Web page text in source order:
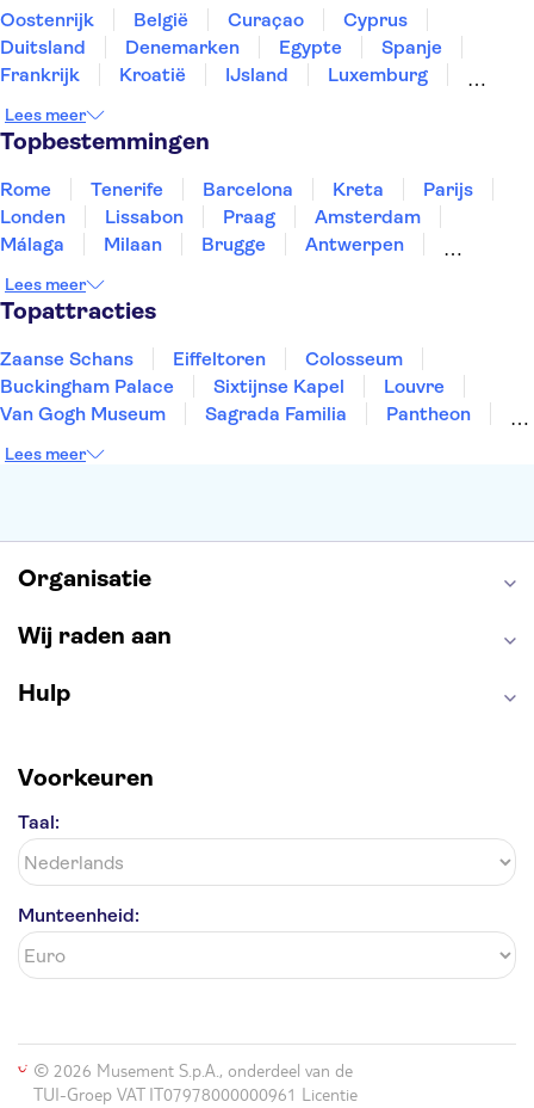
Oostenrijk België Curaçao
Cyprus
Duitsland
Denemarken Egypte
Spanje
Frankrijk
Kroatië IJsland
Luxemburg
Slovenië
Thailand
Lees meer
Topbestemmingen
Rome Tenerife Barcelona Kreta
Parijs
Londen
Lissabon Praag
Amsterdam
Málaga
Milaan Brugge
Antwerpen
Eindhoven
Lees meer
Topattracties
Zaanse Schans Eiffeltoren
Colosseum
Buckingham Palace
Sixtijnse Kapel
Louvre
Van Gogh Museum
Sagrada Familia
Pantheon
Keukenhof
Lees meer
Organisatie
Wij raden aan
Hulp
Voorkeuren
Taal:
Munteenheid:
© 2026 Musement S.p.A., onderdeel van de
TUI-Groep VAT IT07978000000961 Licentie